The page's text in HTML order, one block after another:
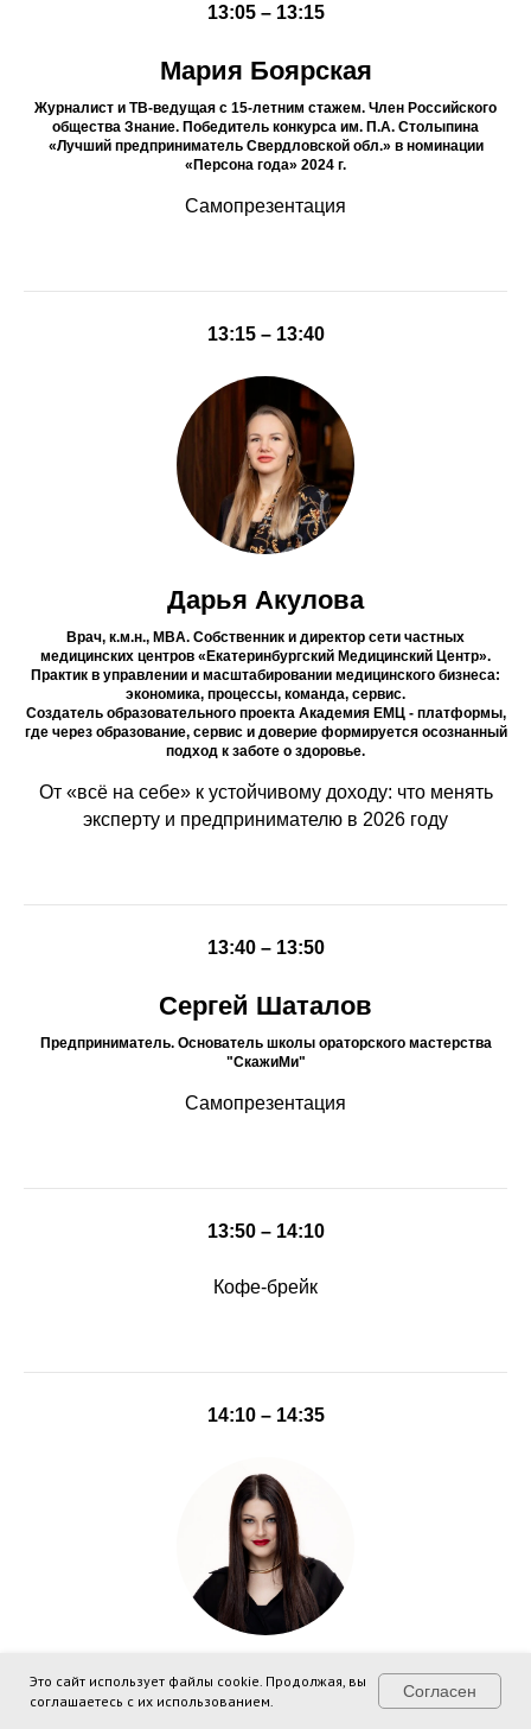
13:05 – 13:15
Мария Боярская
Журналист и ТВ-ведущая с 15-летним стажем. Член Российского
общества Знание. Победитель конкурса им. П.А. Столыпина
«Лучший предприниматель Свердловской обл.» в номинации
«Персона года» 2024 г.
Самопрезентация
13:15 – 13:40
Дарья Акулова
Врач, к.м.н., MBA. Собственник и директор сети частных
медицинских центров «Екатеринбургский Медицинский Центр».
Практик в управлении и масштабировании медицинского бизнеса:
экономика, процессы, команда, сервис.
Создатель образовательного проекта Академия ЕМЦ - платформы,
где через образование, сервис и доверие формируется осознанный
подход к заботе о здоровье.
От «всё на себе» к устойчивому доходу: что менять
эксперту и предпринимателю в 2026 году
13:40 – 13:50
Сергей Шаталов
Предприниматель. Основатель школы ораторского мастерства
"СкажиМи"
Самопрезентация
13:50 – 14:10
Кофе-брейк
14:10 – 14:35
Елена Никитина
Это сайт использует файлы cookie. Продолжая, вы
соглашаетесь с их использованием.
Согласен